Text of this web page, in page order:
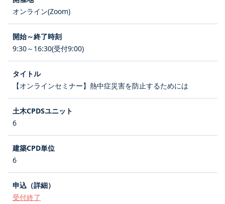
オンライン(Zoom)
9:30～16:30(受付9:00)
【オンラインセミナー】熱中症災害を防止するためには
6
6
受付終了